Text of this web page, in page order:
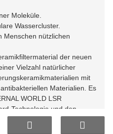
Moleküle.
Wassercluster.
Menschen nützlichen
der neuen
Vielzahl natürlicher
mit
Materialien. Es
WORLD LSR
Technologie und den
Hochtemperatur-
macht, unabhängig